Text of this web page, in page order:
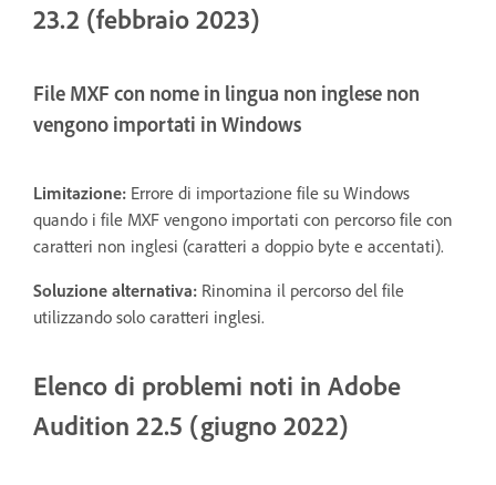
23.2 (febbraio 2023)
File MXF con nome in lingua non inglese non
vengono importati in Windows
Limitazione: Errore di importazione file su Windows
quando i file MXF vengono importati con percorso file con
caratteri non inglesi (caratteri a doppio byte e accentati).
Soluzione alternativa: Rinomina il percorso del file
utilizzando solo caratteri inglesi.
Elenco di problemi noti in Adobe
Audition 22.5 (giugno 2022)